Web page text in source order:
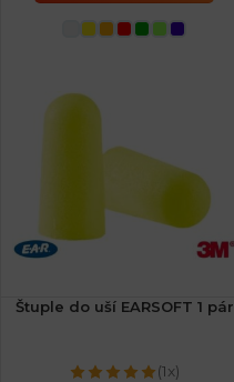
Štuple do uší EARSOFT 1 pár
(1x)